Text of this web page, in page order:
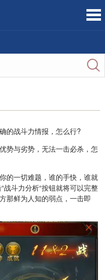
的战斗力情报，怎么行?
势与劣势，无法一击必杀，怎
的一切难题，谁的手快，谁就
斗力分析“按钮就将可以完整
那鲜为人知的弱点，一击即